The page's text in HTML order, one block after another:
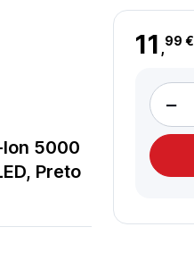
5000
Preto
11 ,99 €
−